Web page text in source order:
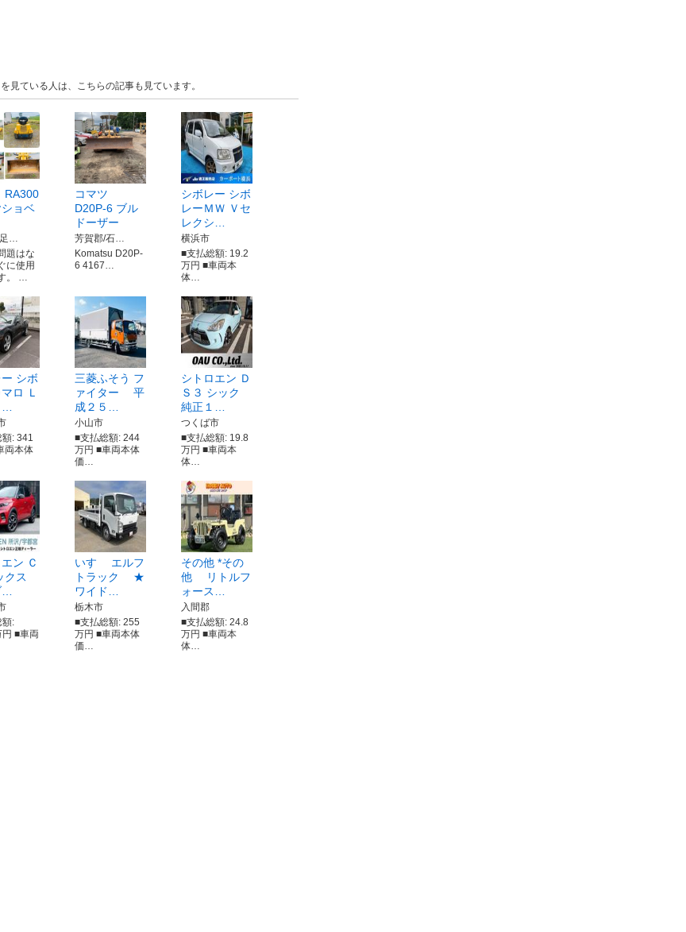
見ている人は、こちらの記事も見ています。
RA300
ョベ
足…
題はな
に使用
。 …
コマツ
D20P-6 ブル
ドーザー
芳賀郡/石…
Komatsu D20P-
6 4167…
シボレー シボ
レーＭＷ Ｖセ
レクシ…
横浜市
■支払総額: 19.2
万円 ■車両本
体…
シボ
ロ Ｌ
: 341
両本体
三菱ふそう フ
ァイター 平
成２５…
小山市
■支払総額: 244
万円 ■車両本体
価…
シトロエン Ｄ
Ｓ３ シック
純正１…
つくば市
■支払総額: 19.8
万円 ■車両本
体…
ン Ｃ
クス
額:
■車両
いすゞ エルフ
トラック ★
ワイド…
栃木市
■支払総額: 255
万円 ■車両本体
価…
その他 *その
他 リトルフ
ォース…
入間郡
■支払総額: 24.8
万円 ■車両本
体…